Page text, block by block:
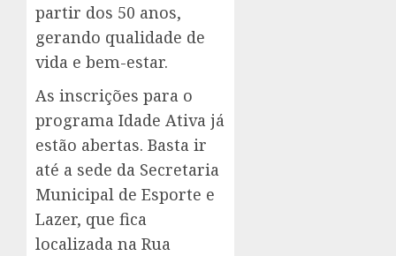
partir dos 50 anos,
gerando qualidade de
vida e bem-estar.
As inscrições para o
programa Idade Ativa já
estão abertas. Basta ir
até a sede da Secretaria
Municipal de Esporte e
Lazer, que fica
localizada na Rua